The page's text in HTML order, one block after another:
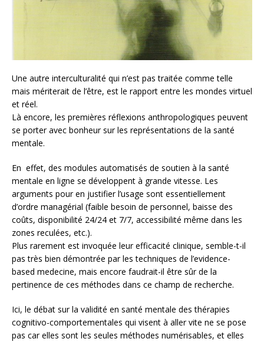
Une autre interculturalité qui n’est pas traitée comme telle
mais mériterait de l’être, est le rapport entre les mondes virtuel
et réel.
Là encore, les premières réflexions anthropologiques peuvent
se porter avec bonheur sur les représentations de la santé
mentale.
En effet, des modules automatisés de soutien à la santé
mentale en ligne se développent à grande vitesse. Les
arguments pour en justifier l’usage sont essentiellement
d’ordre managérial (faible besoin de personnel, baisse des
coûts, disponibilité 24/24 et 7/7, accessibilité même dans les
zones reculées, etc.).
Plus rarement est invoquée leur efficacité clinique, semble-t-il
pas très bien démontrée par les techniques de l’evidence-
based medecine, mais encore faudrait-il être sûr de la
pertinence de ces méthodes dans ce champ de recherche.
Ici, le débat sur la validité en santé mentale des thérapies
cognitivo-comportementales qui visent à aller vite ne se pose
pas car elles sont les seules méthodes numérisables, et elles